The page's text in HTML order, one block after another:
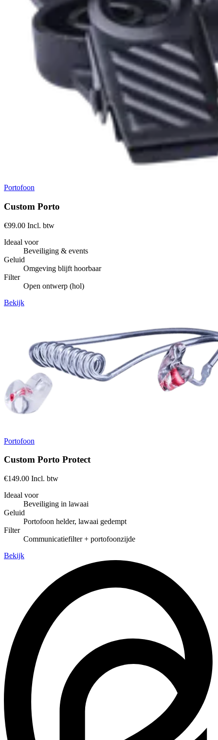
Portofoon
Custom Porto
€99.00 Incl. btw
Ideaal voor
Beveiliging & events
Geluid
Omgeving blijft hoorbaar
Filter
Open ontwerp (hol)
Bekijk
Portofoon
Custom Porto Protect
€149.00 Incl. btw
Ideaal voor
Beveiliging in lawaai
Geluid
Portofoon helder, lawaai gedempt
Filter
Communicatiefilter + portofoonzijde
Bekijk